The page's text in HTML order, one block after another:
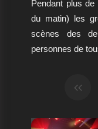
Pendant plus
du matin) les
scènes des
personnes de